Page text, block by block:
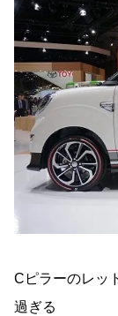
Cピラーのレッ
過ぎる